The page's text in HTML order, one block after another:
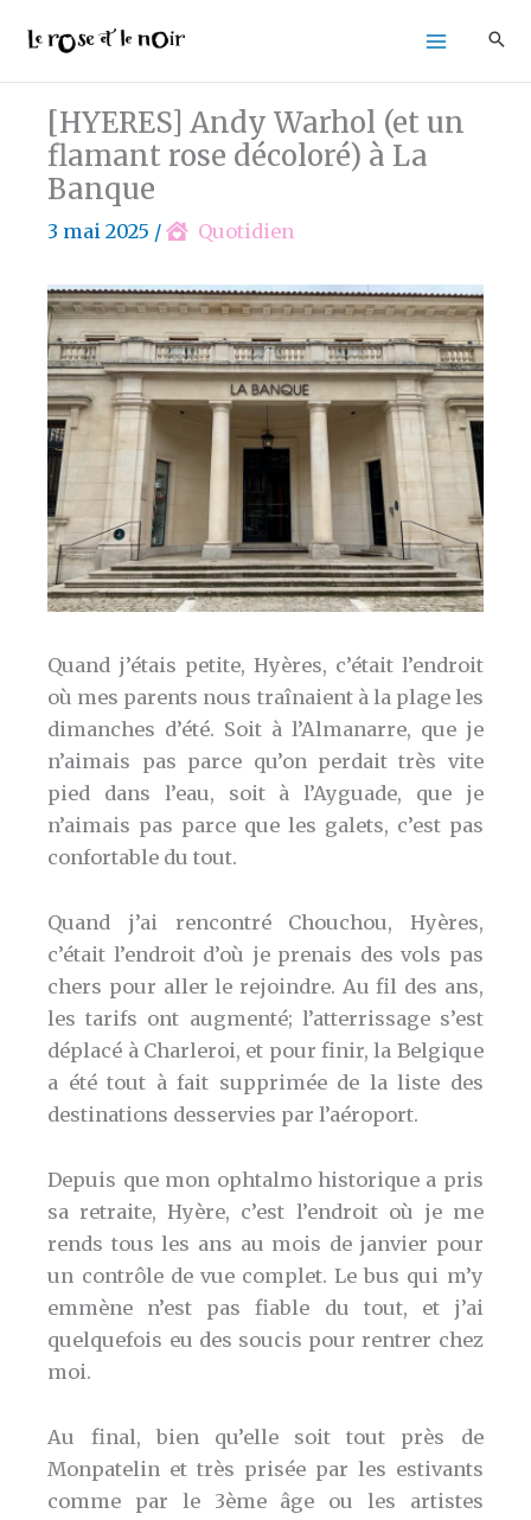
contenu
[HYERES] Andy Warhol (et un
flamant rose décoloré) à La
Banque
3 mai 2025 / Quotidien
Quand j’étais petite, Hyères, c’était l’endroit
où mes parents nous traînaient à la plage les
dimanches d’été. Soit à l’Almanarre, que je
n’aimais pas parce qu’on perdait très vite
pied dans l’eau, soit à l’Ayguade, que je
n’aimais pas parce que les galets, c’est pas
confortable du tout.
Quand j’ai rencontré Chouchou, Hyères,
c’était l’endroit d’où je prenais des vols pas
chers pour aller le rejoindre. Au fil des ans,
les tarifs ont augmenté; l’atterrissage s’est
déplacé à Charleroi, et pour finir, la Belgique
a été tout à fait supprimée de la liste des
destinations desservies par l’aéroport.
Depuis que mon ophtalmo historique a pris
sa retraite, Hyère, c’est l’endroit où je me
rends tous les ans au mois de janvier pour
un contrôle de vue complet. Le bus qui m’y
emmène n’est pas fiable du tout, et j’ai
quelquefois eu des soucis pour rentrer chez
moi.
Au final, bien qu’elle soit tout près de
Monpatelin et très prisée par les estivants
comme par le 3ème âge ou les artistes